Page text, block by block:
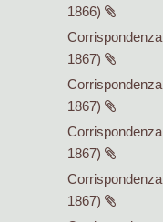
1866)
Corrispondenza
1867)
Corrispondenza
1867)
Corrispondenza
1867)
Corrispondenza
1867)